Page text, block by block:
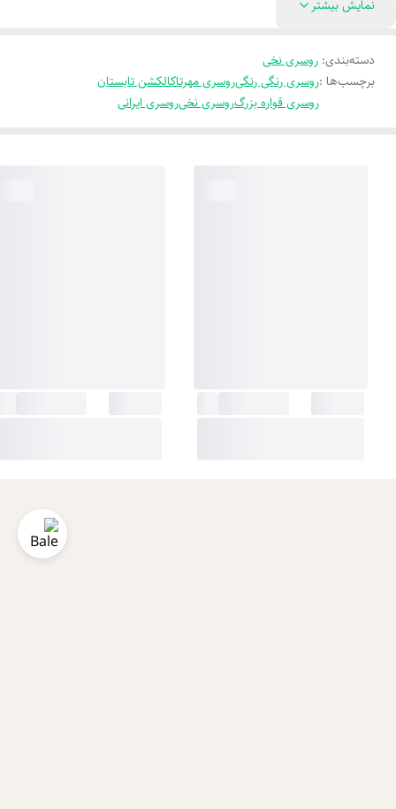
نمایش بیشتر
دسته‌بندی: روسری نخی
برچسب‌ها :روسری رنگی رنگیروسری مهرتاکالکشن تابستان
روسری قواره بزرگروسری نخیروسری ایرانی